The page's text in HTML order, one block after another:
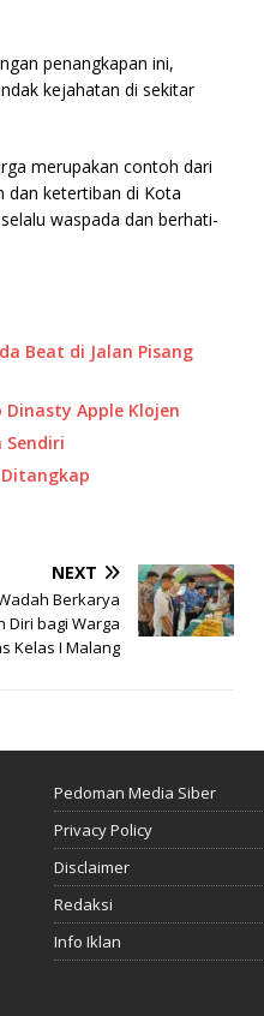
penangkapan ini,
kejahatan di sekitar
merupakan contoh dari
dan ketertiban di Kota
waspada dan berhati-
Beat di Jalan Pisang
Dinasty Apple Klojen
NEXT
Berkarya
Diri bagi Warga
Kelas I Malang
Pedoman Media Siber
Privacy Policy
Disclaimer
Redaksi
Info Iklan